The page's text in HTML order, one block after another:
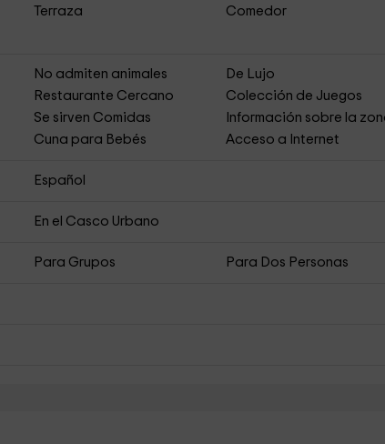
Terraza
Comedor
No admiten animales
De Lujo
Restaurante Cercano
Colección de Juegos
Se sirven Comidas
Información sobre la
Cuna para Bebés Acceso a Internet
Español
En el Casco Urbano
Para Grupos Para Dos Personas